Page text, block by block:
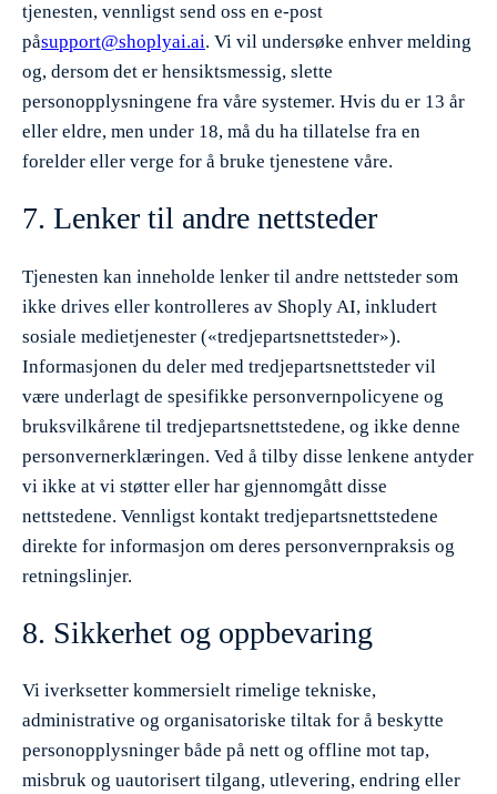
tjenesten, vennligst send oss en e-post
påsupport@shoplyai.ai. Vi vil undersøke enhver melding
og, dersom det er hensiktsmessig, slette
personopplysningene fra våre systemer. Hvis du er 13 år
eller eldre, men under 18, må du ha tillatelse fra en
forelder eller verge for å bruke tjenestene våre.
7. Lenker til andre nettsteder
Tjenesten kan inneholde lenker til andre nettsteder som
ikke drives eller kontrolleres av Shoply AI, inkludert
sosiale medietjenester («tredjepartsnettsteder»).
Informasjonen du deler med tredjepartsnettsteder vil
være underlagt de spesifikke personvernpolicyene og
bruksvilkårene til tredjepartsnettstedene, og ikke denne
personvernerklæringen. Ved å tilby disse lenkene antyder
vi ikke at vi støtter eller har gjennomgått disse
nettstedene. Vennligst kontakt tredjepartsnettstedene
direkte for informasjon om deres personvernpraksis og
retningslinjer.
8. Sikkerhet og oppbevaring
Vi iverksetter kommersielt rimelige tekniske,
administrative og organisatoriske tiltak for å beskytte
personopplysninger både på nett og offline mot tap,
misbruk og uautorisert tilgang, utlevering, endring eller